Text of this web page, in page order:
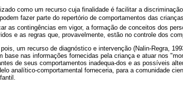
como um recurso cuja finalidade é facilitar a
fazer parte do repertório de comportamentos das
as contingências em vigor, a formação de conceitos dos
e as regras que, provavelmente, estão no controle dos
um recurso de diagnóstico e intervenção (Nalin-Regra,
base nas informações fornecidas pela criança e atuar nos
de seus comportamentos inadequa-dos e as possíveis
analítico-comportamental forneceria, para a comunidade